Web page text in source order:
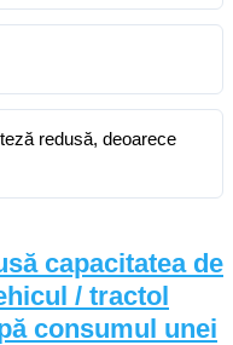
redusă, deoarece
capacitatea de
/ tractol
consumul unei